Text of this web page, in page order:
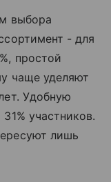
выбора
- для
простой
чаще уделяют
Удобную
участников.
лишь